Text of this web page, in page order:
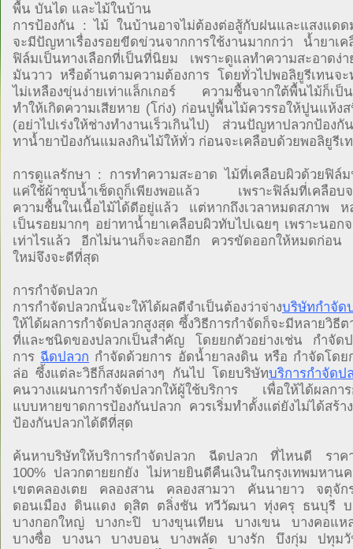
พื้น บันได และไม้ในบ้าน
การป้องกัน : ไม้ ในบ้านอาจไม่ต้องต่อสู้กับฝนและแสงแด
จะมีปัญหาเรื่องรอยขีดข่วนจากการใช้งานมากกว่า น้ำยาเ
ฟิล์มเป็นทางเลือกที่เป็นที่นิยม เพราะดูแลทำความสะอาดง่
มันวาว หรือด้านตามความต้องการ โดยทั่วไปพอลิยูรีเทนจ
ไม่เหลืองขุ่นง่ายเท่าแล็กเกอร์ ความชื้นจากใต้พื้นไม้ก็เป็
ทำให้เกิดความเสียหาย (โก่ง) ก่อนปูพื้นไม้ควรรอให้ปูนแห้ง
(อย่าไปเร่งให้ช่างทำงานเร็วเกินไป) ส่วนปัญหาปลวกป้องกั
ทาน้ำยาป้องกันแมลงกินไม้ให้ทั่ว ก่อนจะเคลือบด้วยพอลิยูรีเ
การดูแลรักษา : การทำความสะอาด ไม้ที่เคลือบผิวด้วยฟิล์
แค่ใช้ผ้าชุบน้ำเช็ดถูก็เพียงพอแล้ว เพราะฟิล์มที่เคลือบจ
ความชื้นในเนื้อไม้ได้ดีอยู่แล้ว แต่หากถึงเวลาหมดสภาพ ห
เป็นรอยมากๆ อย่าทาน้ำยาเคลือบผิวทับไปเฉยๆ เพราะนอก
เท่าไรแล้ว อีกไม่นานก็จะลอกอีก ควรขัดออกให้หมดก่อน
ใหม่จึงจะดีที่สุด
การกำจัดปลวก
การกำจัดปลวกนั้นจะให้ได้ผลดีจำเป็นต้องว่าจ่างบริษัทกำจัด
ให้ได้ผลการกำจัดปลวกสูงสุด ซึ้งวิธีการกำจัดก็จะมีหลายวิธี
ที่และชนิดของปลวกเป็นสำคัญ โดยยกตัวอย่างเช่น กำจัดป
การ ฉีดปลวก กำจัดด้วยการ อัดน้ำยาลงดิน หรือ กำจัดโดย
ล่อ ซึ้งแต่ละวิธีก็สงผลต่างๆ กันไป โดยบริษัทบริการกำจัดป
คนวางแผนการกำจัดปลวกให้ผู้ใช้บริการ เพื่อให้ได้ผลกา
แบบหายขาดการป้องกันปลวก ควรเริ่มทำตั้งแต่ยังไม่ได้สร้า
ป้องกันปลวกได้ดีที่สุด
ค้นหาบริษัทให้บริการกำจัดปลวก ฉีดปลวก ที่ไหนดี ราค
100% ปลวกตายยกยัง ไม่หายยินดีคืนเงินในกรุงเทพมหาน
เขตคลองเตย คลองสาน คลองสามวา คันนายาว จตุจั
ดอนเมือง ดินแดง ดุสิต ตลิ่งชัน ทวีวัฒนา ทุ่งครุ ธนบุรี บ
บางกอกใหญ่ บางกะปิ บางขุนเทียน บางเขน บางคอแ
บางซื่อ บางนา บางบอน บางพลัด บางรัก บึงกุ่ม ปทุมวั